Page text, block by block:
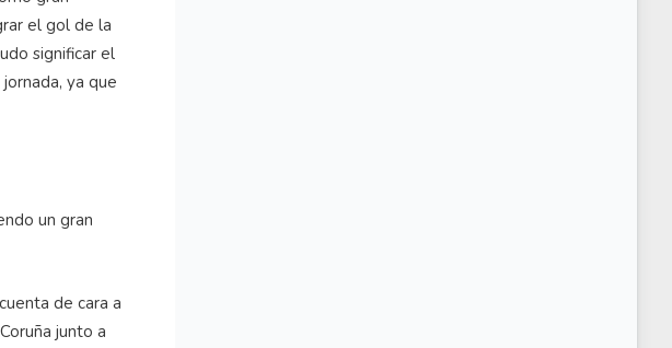
el gol de la
significar el
ya que
un gran
de cara a
junto a